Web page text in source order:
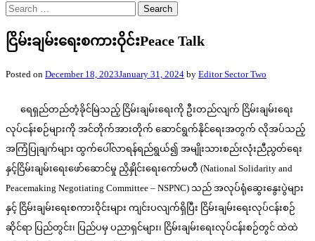
Search
for:
ငြိမ်းချမ်းရေးစကားဝိုင်းPeace Talk
Posted on December 18, 2023January 31, 2024 by Editor Sector Two
ရေရှည်တည်တံ့ခိုင်မြဲသည့် ငြိမ်းချမ်းရေးကို ဦးတည်လျက် ငြိမ်းချမ်းရေး
လုပ်ငန်းစဉ်များကို အင်တိုက်အားတိုက် ဆောင်ရွက်နိုင်ရေးအတွက် လိုအပ်သည့်
အကြံပြုချက်များ ထွက်ပေါ်လာရန်ရည်ရွယ်၍ အမျိုးသားစည်းလုံးညီညွတ်ရေး
နှင့်ငြိမ်းချမ်းရေးဖော်ဆောင်မှု ညှိနှိုင်းရေးကော်မတီ (National Solidarity and
Peacemaking Negotiating Committee – NSPNC) သည် အလုပ်ရုံဆွေးနွေးပွဲများ
နှင့် ငြိမ်းချမ်းရေးစကားဝိုင်းများ ကျင်းပလျက်ရှိပြီး ငြိမ်းချမ်းရေးလုပ်ငန်းစဉ်
ဆိုင်ရာ ပြည်တွင်း၊ ပြည်ပမှ ပညာရှင်များ၊ ငြိမ်းချမ်းရေးလုပ်ငန်းစဉ်တွင် ထဲထဲ